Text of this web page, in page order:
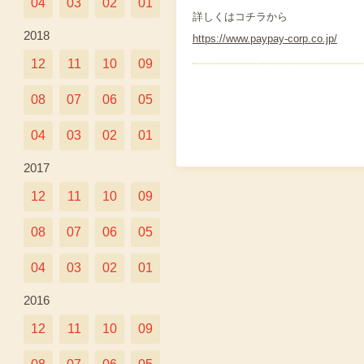
詳しくはコチラから
https://www.paypay-corp.co.jp/
04 03 02 01
2018
12 11 10 09
08 07 06 05
04 03 02 01
2017
12 11 10 09
08 07 06 05
04 03 02 01
2016
12 11 10 09